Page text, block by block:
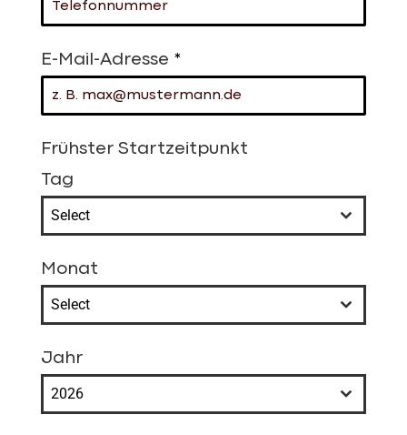
E-Mail-Adresse *
Frühster Startzeitpunkt
Tag
Select
Monat
Select
Jahr
2026